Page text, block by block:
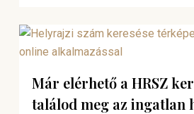
Már elérhető a HRSZ
találod meg az ingatlan